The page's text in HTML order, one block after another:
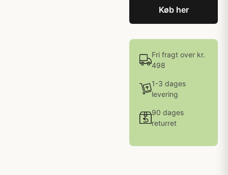
Køb her
Fri fragt over kr.
498
1-3 dages
levering
90 dages
returret